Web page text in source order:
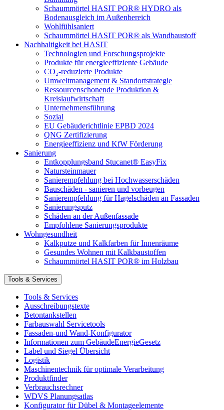
Schaummörtel HASIT POR® HYDRO als
Bodenausgleich im Außenbereich
Wohlfühlsaniert
Schaummörtel HASIT POR® als Wandbaustoff
Nachhaltigkeit bei HASIT
Technologien und Forschungsprojekte
Produkte für energieeffiziente Gebäude
CO₂-reduzierte Produkte
Umweltmanagement & Standortstrategie
Ressourcenschonende Produktion &
Kreislaufwirtschaft
Unternehmensführung
Sozial
EU Gebäuderichtlinie EPBD 2024
QNG Zertifizierung
Energieeffizienz und KfW Förderung
Sanierung
Entkopplungsband Stucanet® EasyFix
Natursteinmauer
Sanierempfehlung bei Hochwasserschäden
Bauschäden - sanieren und vorbeugen
Sanierempfehlung für Hagelschäden an Fassaden
Sanierungsputz
Schäden an der Außenfassade
Empfohlene Sanierungsprodukte
Wohngesundheit
Kalkputze und Kalkfarben für Innenräume
Gesundes Wohnen mit Kalkbaustoffen
Schaummörtel HASIT POR® im Holzbau
Tools & Services
Tools & Services
Ausschreibungstexte
Betontankstellen
Farbauswahl Servicetools
Fassaden-und Wand-Konfigurator
Informationen zum GebäudeEnergieGesetz
Label und Siegel Übersicht
Logistik
Maschinentechnik für optimale Verarbeitung
Produktfinder
Verbrauchsrechner
WDVS Planungsatlas
Konfigurator für Dübel & Montageelemente